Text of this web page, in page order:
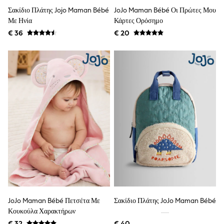
Angel & Rocket
Occasionwear
Schoolwear
Flower Girl
Bridesmaid
All Baby & Nursery
New in
Babygrows & Sleepsuits
Bodysuits
Sets & Outfits
Rompersuits & Dungarees
Shop All
Hats
A-Z Brands
BOYS
New In
50 - 92cm (0 - 24 months)
98 - 110cm (3 - 5 years)
116 - 134cm (6 - 9 years)
140 - 174cm (10 - 15+ years)
Trending: Top & Short Sets
Σακίδιο Πλάτης Jojo Maman Bébé
Με Ηνία
€ 36
JoJo Maman Bébé Οι Πρώτες Μου
Κάρτες Ορόσημο
€ 20
JoJo Maman Bébé Πετσέτα Με
Κουκούλα Χαρακτήρων
Σακίδιο Πλάτης JoJo Maman Bébé